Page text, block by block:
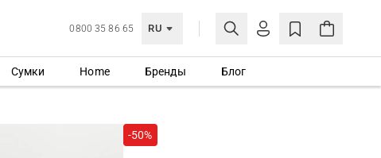
0800 35 86 65 RU
ЛИЧНЫЙ КАБИНЕТ
Сумки Home Бренды Блог
-50%